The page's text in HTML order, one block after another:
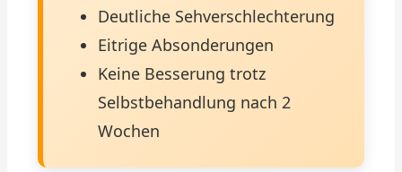
Deutliche Sehverschlechterung
Eitrige Absonderungen
Keine Besserung trotz
Selbstbehandlung nach 2
Wochen